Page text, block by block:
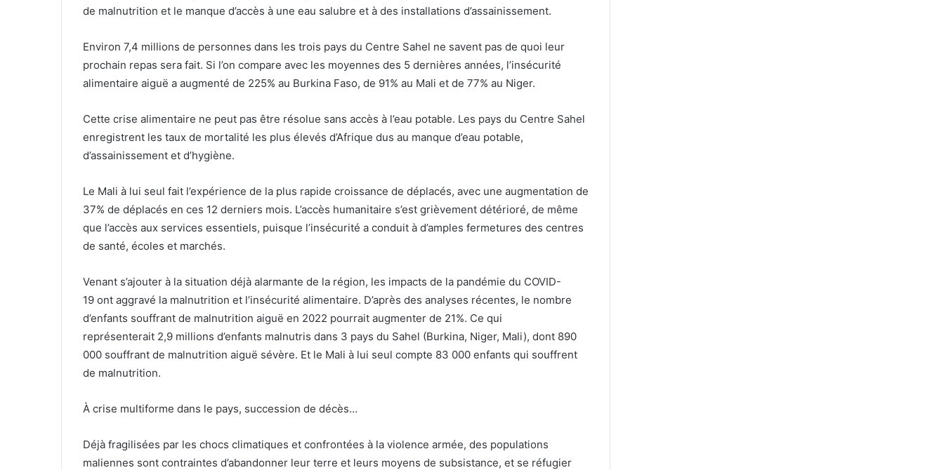
de malnutrition et le manque d’accès à une eau salubre et à des installations d’assainissement.
Environ 7,4 millions de personnes dans les trois pays du Centre Sahel ne savent pas de quoi leur
prochain repas sera fait. Si l’on compare avec les moyennes des 5 dernières années, l’insécurité
alimentaire aiguë a augmenté de 225% au Burkina Faso, de 91% au Mali et de 77% au Niger.
Cette crise alimentaire ne peut pas être résolue sans accès à l’eau potable. Les pays du Centre Sahel
enregistrent les taux de mortalité les plus élevés d’Afrique dus au manque d’eau potable,
d’assainissement et d’hygiène.
Le Mali à lui seul fait l’expérience de la plus rapide croissance de déplacés, avec une augmentation de
37% de déplacés en ces 12 derniers mois. L’accès humanitaire s’est grièvement détérioré, de même
que l’accès aux services essentiels, puisque l’insécurité a conduit à d’amples fermetures des centres
de santé, écoles et marchés.
Venant s’ajouter à la situation déjà alarmante de la région, les impacts de la pandémie du COVID-
19 ont aggravé la malnutrition et l’insécurité alimentaire. D’après des analyses récentes, le nombre
d’enfants souffrant de malnutrition aiguë en 2022 pourrait augmenter de 21%. Ce qui
représenterait 2,9 millions d’enfants malnutris dans 3 pays du Sahel (Burkina, Niger, Mali), dont 890
000 souffrant de malnutrition aiguë sévère. Et le Mali à lui seul compte 83 000 enfants qui souffrent
de malnutrition.
À crise multiforme dans le pays, succession de décès…
Déjà fragilisées par les chocs climatiques et confrontées à la violence armée, des populations
maliennes sont contraintes d’abandonner leur terre et leurs moyens de subsistance, et se réfugier